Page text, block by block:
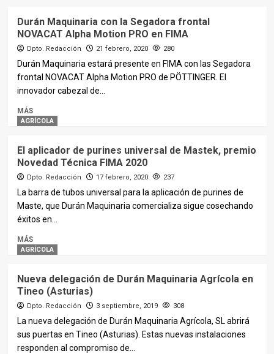
Durán Maquinaria con la Segadora frontal
NOVACAT Alpha Motion PRO en FIMA
Dpto. Redacción 21 febrero, 2020 280
Durán Maquinaria estará presente en FIMA con las Segadora
frontal NOVACAT Alpha Motion PRO de PÖTTINGER. El
innovador cabezal de...
MÁS
AGRÍCOLA
El aplicador de purines universal de Mastek, premio
Novedad Técnica FIMA 2020
Dpto. Redacción 17 febrero, 2020 237
La barra de tubos universal para la aplicación de purines de
Maste, que Durán Maquinaria comercializa sigue cosechando
éxitos en...
MÁS
AGRÍCOLA
Nueva delegación de Durán Maquinaria Agrícola en
Tineo (Asturias)
Dpto. Redacción 3 septiembre, 2019 308
La nueva delegación de Durán Maquinaria Agrícola, SL abrirá
sus puertas en Tineo (Asturias). Estas nuevas instalaciones
responden al compromiso de...